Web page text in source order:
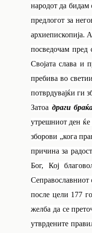
народот да бидам
предлогот за
архиепископија.
посведочам пред
Својата слава и
пребива во
потврдувајќи ги
Затоа драги
утрешниот ден ќе
зборови „кога
причина за
Бог, Кој
Сеправославниот
после цели 177
желба да се
утврдените